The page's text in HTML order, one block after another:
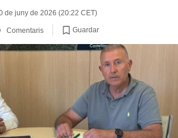
de juny de 2026 (20:22 CET)
Comentaris Guardar